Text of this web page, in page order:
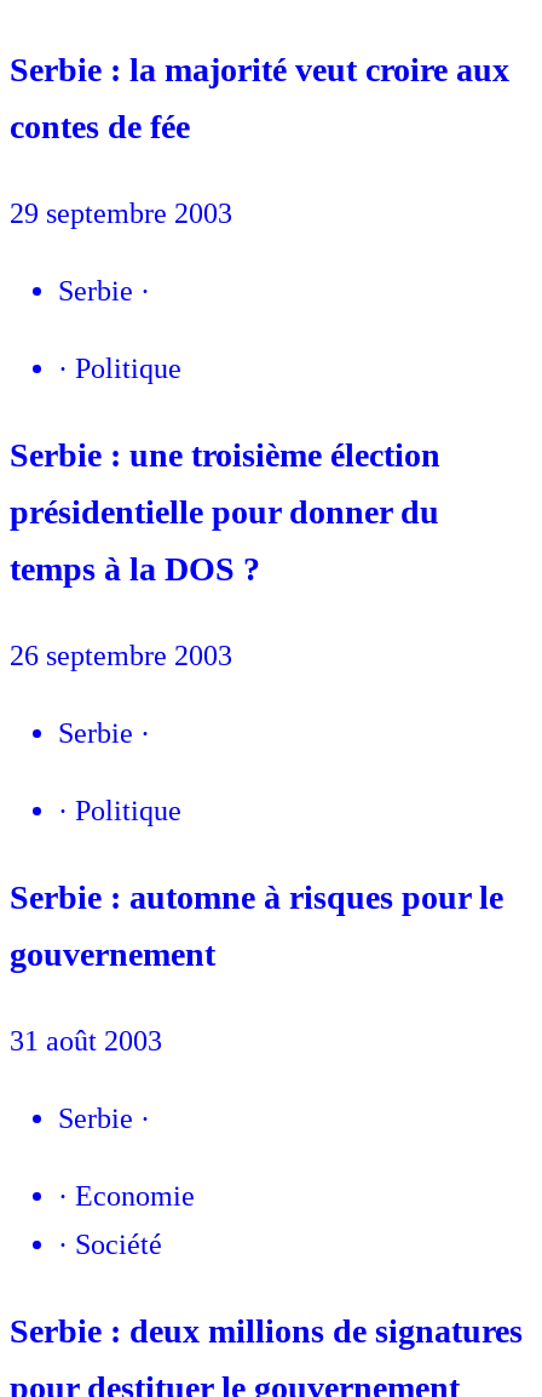
Serbie : la majorité veut croire aux
contes de fée
29 septembre 2003
Serbie ·
· Politique
Serbie : une troisième élection
présidentielle pour donner du
temps à la DOS ?
26 septembre 2003
Serbie ·
· Politique
Serbie : automne à risques pour le
gouvernement
31 août 2003
Serbie ·
· Economie
· Société
Serbie : deux millions de signatures
pour destituer le gouvernement